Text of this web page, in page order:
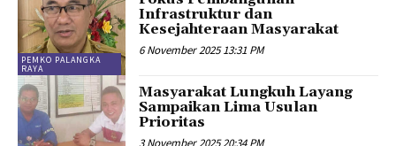
PEMKO PALANGKA
RAYA
Infrastruktur dan
Kesejahteraan Masyarakat
6 November 2025 13:31 PM
Masyarakat Lungkuh Layang
Sampaikan Lima Usulan
Prioritas